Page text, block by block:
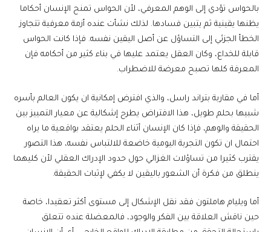
بالحواس تؤدي إلى الوهم المعرفي، لأن الحواس تمنح الإنسان أحكاما
يظنها يقينية ثم يتبين فسادها. لذلك نشأت عنده أزمة معرفية تتجاوز
الخطأ الجزئي إلى التساؤل عن أصل اليقين نفسه. فإذا كانت الحواس
قابلة للخداع، وكان العقل يعتمد عليها في بناء كثير من أحكامه فإن
المعرفة كلها تصبح معرضة للاضطراب.
أما في مقاربة بتراند راسل، والذي افترض إمكانية ان يكون العالم بأسره
شبيها بحلم طويل، هذا الافتراض يطرح إشكالية عن معيار التمييز بين
الحقيقة والوهم، فإذا كان الإنسان أثناء الحلم يعتقد بواقعية ما يراه
احتمال ان تكون التجربة اليومية خاضعة للالتباس نفسه، هذا التصور
يقترب كثيرا من تساؤلات الغزالي حول حدود الإدراك العقلي لأن كليهما
ينطلق من فكرة أن الشعور باليقين لا يكفي لإثبات الحقيقة.
أما ويليام هاملتون فقد نقل الإشكال إلى مستوى أكثر تعقيدا، خاصة
حين ناقش العلاقة بين الفكر والوجود، فالمعضلة عنده تتعلق